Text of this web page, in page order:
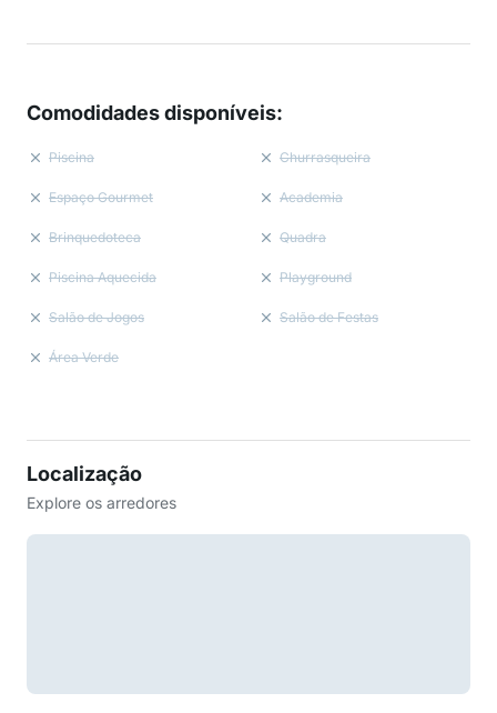
Comodidades disponíveis:
Piscina Churrasqueira
Espaço Gourmet Academia
Brinquedoteca Quadra
Piscina Aquecida Playground
Salão de Jogos Salão de Festas
Área Verde
Localização
Explore os arredores